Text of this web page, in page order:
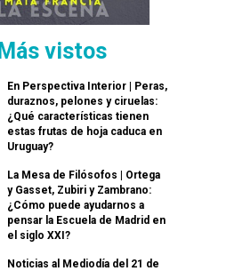
Más vistos
En Perspectiva Interior | Peras,
duraznos, pelones y ciruelas:
¿Qué características tienen
estas frutas de hoja caduca en
Uruguay?
La Mesa de Filósofos | Ortega
y Gasset, Zubiri y Zambrano:
¿Cómo puede ayudarnos a
pensar la Escuela de Madrid en
el siglo XXI?
Noticias al Mediodía del 21 de